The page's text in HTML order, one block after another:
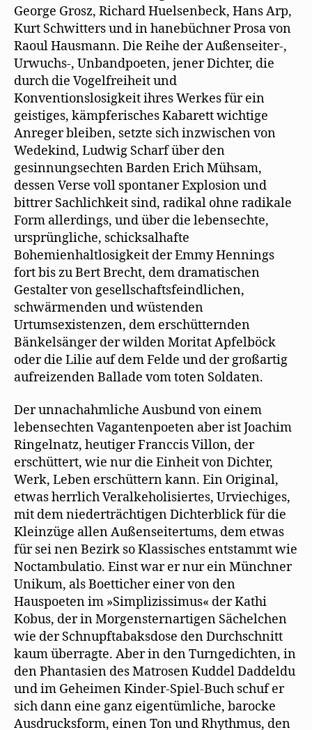
George Grosz, Richard Huelsenbeck, Hans Arp,
Kurt Schwitters und in hanebüchner Prosa von
Raoul Hausmann. Die Reihe der Außenseiter-,
Urwuchs-, Unbandpoeten, jener Dichter, die
durch die Vogelfreiheit und
Konventionslosigkeit ihres Werkes für ein
geistiges, kämpferisches Kabarett wichtige
Anreger bleiben, setzte sich inzwischen von
Wedekind, Ludwig Scharf über den
gesinnungsechten Barden Erich Mühsam,
dessen Verse voll spontaner Explosion und
bittrer Sachlichkeit sind, radikal ohne radikale
Form allerdings, und über die lebensechte,
ursprüngliche, schicksalhafte
Bohemienhaltlosigkeit der Emmy Hennings
fort bis zu Bert Brecht, dem dramatischen
Gestalter von gesellschaftsfeindlichen,
schwärmenden und wüstenden
Urtumsexistenzen, dem erschütternden
Bänkelsänger der wilden Moritat Apfelböck
oder die Lilie auf dem Felde und der großartig
aufreizenden Ballade vom toten Soldaten.
Der unnachahmliche Ausbund von einem
lebensechten Vagantenpoeten aber ist Joachim
Ringelnatz, heutiger Franccis Villon, der
erschüttert, wie nur die Einheit von Dichter,
Werk, Leben erschüttern kann. Ein Original,
etwas herrlich Veralkeholisiertes, Urviechiges,
mit dem niederträchtigen Dichterblick für die
Kleinzüge allen Außenseitertums, dem etwas
für sei nen Bezirk so Klassisches entstammt wie
Noctambulatio. Einst war er nur ein Münchner
Unikum, als Boetticher einer von den
Hauspoeten im »Simplizissimus« der Kathi
Kobus, der in Morgensternartigen Sächelchen
wie der Schnupftabaksdose den Durchschnitt
kaum überragte. Aber in den Turngedichten, in
den Phantasien des Matrosen Kuddel Daddeldu
und im Geheimen Kinder-Spiel-Buch schuf er
sich dann eine ganz eigentümliche, barocke
Ausdrucksform, einen Ton und Rhythmus, den